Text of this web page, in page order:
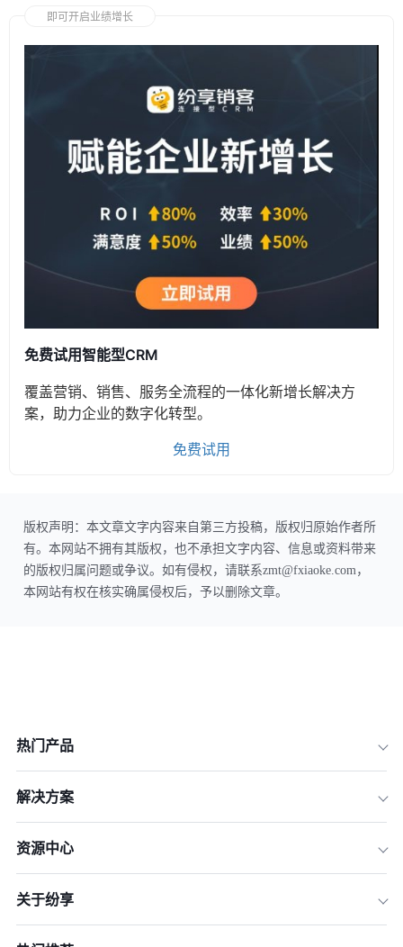
即可开启业绩增长
免费试用智能型CRM
覆盖营销、销售、服务全流程的一体化新增长解决方
案，助力企业的数字化转型。
免费试用
版权声明：本文章文字内容来自第三方投稿，版权归原始作者所
有。本网站不拥有其版权，也不承担文字内容、信息或资料带来
的版权归属问题或争议。如有侵权，请联系zmt@fxiaoke.com，
本网站有权在核实确属侵权后，予以删除文章。
热门产品
解决方案
资源中心
关于纷享